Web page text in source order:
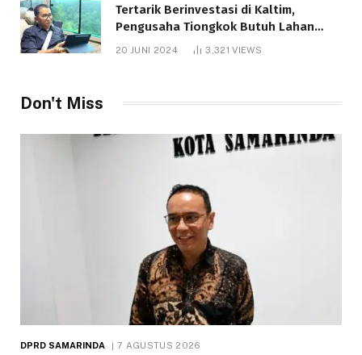
Tertarik Berinvestasi di Kaltim,
Pengusaha Tiongkok Butuh Lahan
1.000 Hektare
20 JUNI 2024 3,321VIEWS
Don't Miss
DPRD SAMARINDA 7 AGUSTUS 2026